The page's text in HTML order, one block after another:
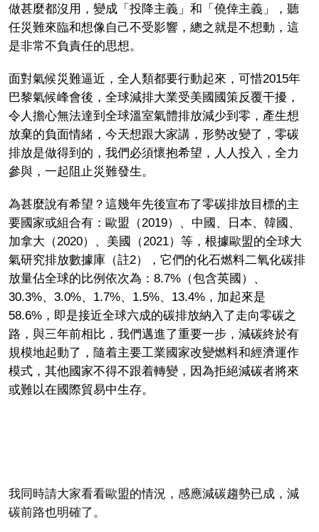
做甚麼都沒用，變成「投降主義」和「僥倖主義」，聽
任災難來臨和想像自己不受影響，總之就是不想動，這
是非常不負責任的思想。
面對氣候災難逼近，全人類都要行動起來，可惜2015年
巴黎氣候峰會後，全球減排大業受美國國策反覆干擾，
令人擔心無法達到全球溫室氣體排放減少到零，產生想
放棄的負面情緒，今天想跟大家講，形勢改變了，零碳
排放是做得到的，我們必須懷抱希望，人人投入，全力
參與，一起阻止災難發生。
為甚麼說有希望？這幾年先後宣布了零碳排放目標的主
要國家或組合有：歐盟（2019）、中國、日本、韓國、
加拿大（2020）、美國（2021）等，根據歐盟的全球大
氣研究排放數據庫（註2），它們的化石燃料二氧化碳排
放量佔全球的比例依次為：8.7%（包含英國）、
30.3%、3.0%、1.7%、1.5%、13.4%，加起來是
58.6%，即是接近全球六成的碳排放納入了走向零碳之
路，與三年前相比，我們邁進了重要一步，減碳終於有
規模地起動了，隨着主要工業國家改變燃料和經濟運作
模式，其他國家不得不跟着轉變，因為拒絕減碳者將來
或難以在國際貿易中生存。
我同時請大家看看歐盟的情況，感應減碳趨勢已成，減
碳前路也明確了。